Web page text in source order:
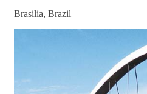
Brasi­lia, Brazil